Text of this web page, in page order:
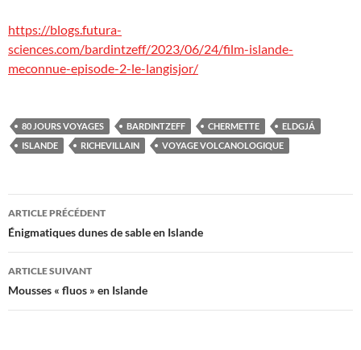
https://blogs.futura-
sciences.com/bardintzeff/2023/06/24/film-islande-
meconnue-episode-2-le-langisjor/
80 JOURS VOYAGES BARDINTZEFF CHERMETTE
ELDGJÁ
ISLANDE
RICHEVILLAIN VOYAGE VOLCANOLOGIQUE
Navigation
des
articles
ARTICLE PRÉCÉDENT
Énigmatiques dunes de sable en Islande
ARTICLE SUIVANT
Mousses « fluos » en Islande